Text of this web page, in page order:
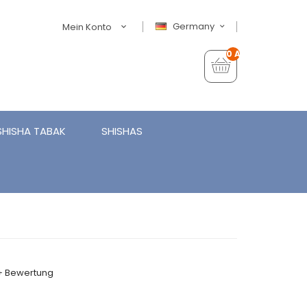
Germany
Mein Konto
0 Artikel - €0,00
TABAK SHISHAS
Bewertung